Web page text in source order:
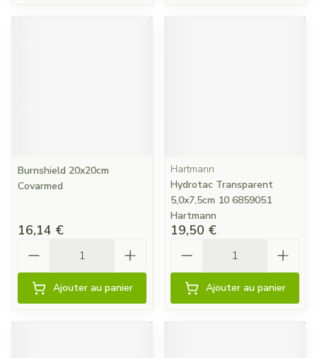
Burnshield 20x20cm
Covarmed
16,14 €
Ajouter au panier
Hartmann
Hydrotac Transparent
5,0x7,5cm 10 6859051
Hartmann
19,50 €
Ajouter au panier